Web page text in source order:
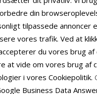
Størrelse
Højde:5,0
Bredde:
din
tilpassede annoncer
vores trafik. Ved at
du vores brug af
at vide om vores brug af
i vores Cookiepolitik.
Business Data